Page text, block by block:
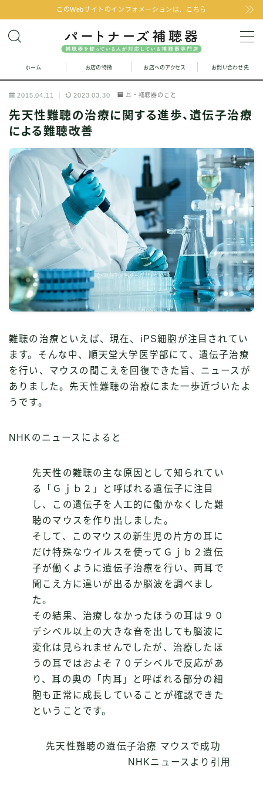
このWebサイトのインフォメーションは、こちら
MENU
お問い合わせ
お店の特徴
聞こえの改善と補聴器のFAQ
お客様の声
取り扱い補聴器
ホーム お店の特徴 お店へのアクセス お問い合わせ先
2015.04.11 2023.03.30 耳・補聴器のこと
先天性難聴の治療に関する進歩、遺伝子治療
による難聴改善
難聴の治療といえば、現在、iPS細胞が注目されてい
ます。そんな中、順天堂大学医学部にて、遺伝子治療
を行い、マウスの聞こえを回復できた旨、ニュースが
ありました。先天性難聴の治療にまた一歩近づいたよ
うです。
NHKのニュースによると
先天性の難聴の主な原因として知られてい
る「Ｇｊｂ２」と呼ばれる遺伝子に注目
し、この遺伝子を人工的に働かなくした難
聴のマウスを作り出しました。
そして、このマウスの新生児の片方の耳に
だけ特殊なウイルスを使ってＧｊｂ２遺伝
子が働くように遺伝子治療を行い、両耳で
聞こえ方に違いが出るか脳波を調べまし
た。
その結果、治療しなかったほうの耳は９０
デシベル以上の大きな音を出しても脳波に
変化は見られませんでしたが、治療したほ
うの耳ではおよそ７０デシベルで反応があ
り、耳の奥の「内耳」と呼ばれる部分の細
胞も正常に成長していることが確認できた
ということです。
先天性難聴の遺伝子治療 マウスで成功
NHKニュースより引用